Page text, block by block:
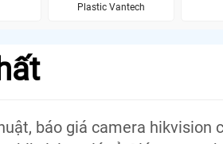
Plastic Vantech
báo giá camera hikvision